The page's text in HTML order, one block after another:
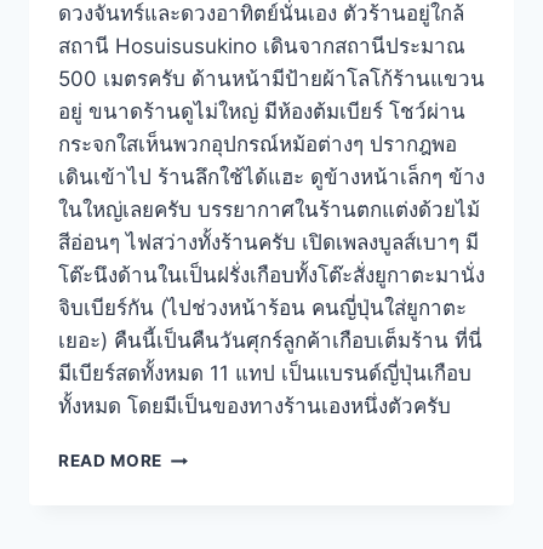
ดวงจันทร์และดวงอาทิตย์นั่นเอง ตัวร้านอยู่ใกล้
สถานี Hosuisusukino เดินจากสถานีประมาณ
500 เมตรครับ ด้านหน้ามีป้ายผ้าโลโก้ร้านแขวน
อยู่ ขนาดร้านดูไม่ใหญ่ มีห้องต้มเบียร์ โชว์ผ่าน
กระจกใสเห็นพวกอุปกรณ์หม้อต่างๆ ปรากฎพอ
เดินเข้าไป ร้านลึกใช้ได้แฮะ ดูข้างหน้าเล็กๆ ข้าง
ในใหญ่เลยครับ บรรยากาศในร้านตกแต่งด้วยไม้
สีอ่อนๆ ไฟสว่างทั้งร้านครับ เปิดเพลงบูลส์เบาๆ มี
โต๊ะนึงด้านในเป็นฝรั่งเกือบทั้งโต๊ะสั่งยูกาตะมานั่ง
จิบเบียร์กัน (ไปช่วงหน้าร้อน คนญี่ปุ่นใส่ยูกาตะ
เยอะ) คืนนี้เป็นคืนวันศุกร์ลูกค้าเกือบเต็มร้าน ที่นี่
มีเบียร์สดทั้งหมด 11 แทป เป็นแบรนด์ญี่ปุ่นเกือบ
ทั้งหมด โดยมีเป็นของทางร้านเองหนึ่งตัวครับ
READ MORE TSUKI